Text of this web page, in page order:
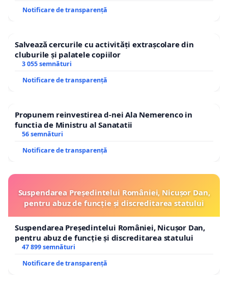
Notificare de transparență
Salvează cercurile cu activități extrașcolare din
cluburile și palatele copiilor
3 055 semnături
Notificare de transparență
Propunem reinvestirea d-nei Ala Nemerenco in
functia de Ministru al Sanatatii
56 semnături
Notificare de transparență
Suspendarea Președintelui României, Nicușor Dan,
pentru abuz de funcție și discreditarea statului
Suspendarea Președintelui României, Nicușor Dan,
pentru abuz de funcție și discreditarea statului
47 899 semnături
Notificare de transparență